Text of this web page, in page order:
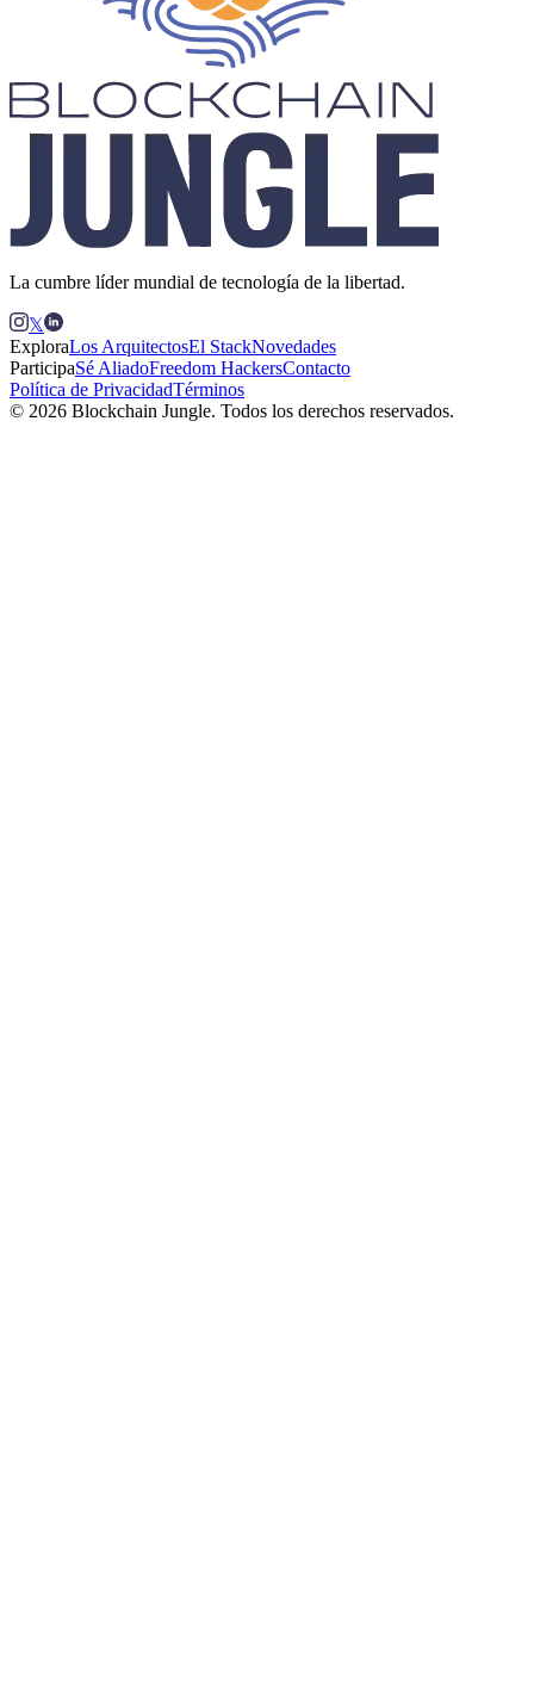
La cumbre líder mundial de tecnología de la libertad.
𝕏
ExploraLos ArquitectosEl StackNovedades
ParticipaSé AliadoFreedom HackersContacto
Política de PrivacidadTérminos
© 2026 Blockchain Jungle. Todos los derechos reservados.